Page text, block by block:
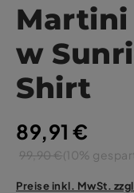
Martini
w
Shirt
89,91 €
99,90 €(10%
Preise inkl. MwSt.